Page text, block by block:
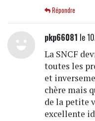
Répondre
pkp66081 le
La SNCF
toutes les
et
chère mais
de la petite
excellente